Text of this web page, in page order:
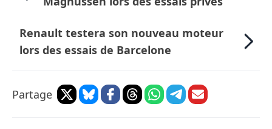
Renault testera son nouveau moteur
lors des essais de Barcelone
Partage